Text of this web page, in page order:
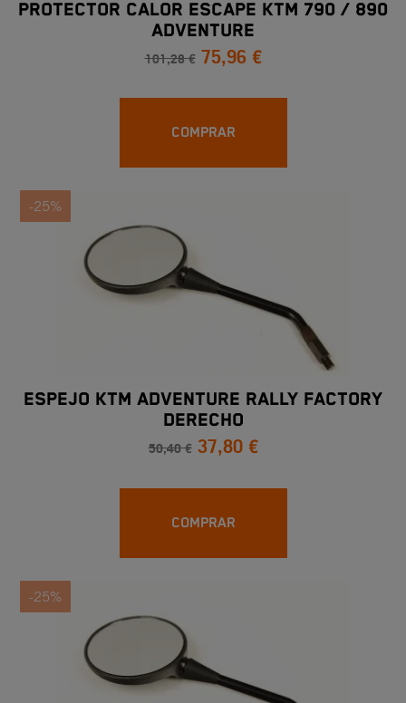
PROTECTOR CALOR ESCAPE KTM 790 / 890
ADVENTURE
101,28 € 75,96 €
COMPRAR
-25%
ESPEJO KTM ADVENTURE RALLY FACTORY
DERECHO
50,40 € 37,80 €
COMPRAR
-25%